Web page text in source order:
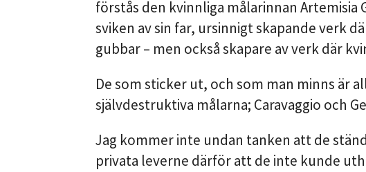
förstås den kvinnliga målarinnan Artemisia
sviken av sin far, ursinnigt skapande verk
gubbar – men också skapare av verk där
De som sticker ut, och som man minns är
självdestruktiva målarna; Caravaggio och
Jag kommer inte undan tanken att de
privata leverne därför att de inte kunde